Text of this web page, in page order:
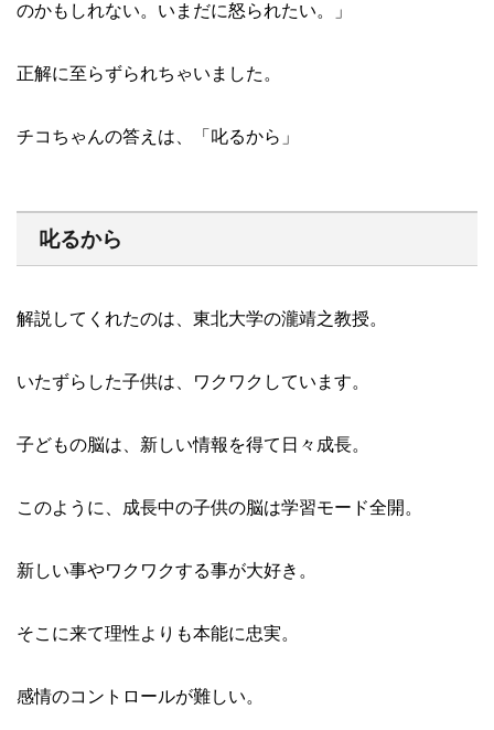
のかもしれない。いまだに怒られたい。」
正解に至らずられちゃいました。
チコちゃんの答えは、「叱るから」
叱るから
解説してくれたのは、東北大学の瀧靖之教授。
いたずらした子供は、ワクワクしています。
子どもの脳は、新しい情報を得て日々成長。
このように、成長中の子供の脳は学習モード全開。
新しい事やワクワクする事が大好き。
そこに来て理性よりも本能に忠実。
感情のコントロールが難しい。